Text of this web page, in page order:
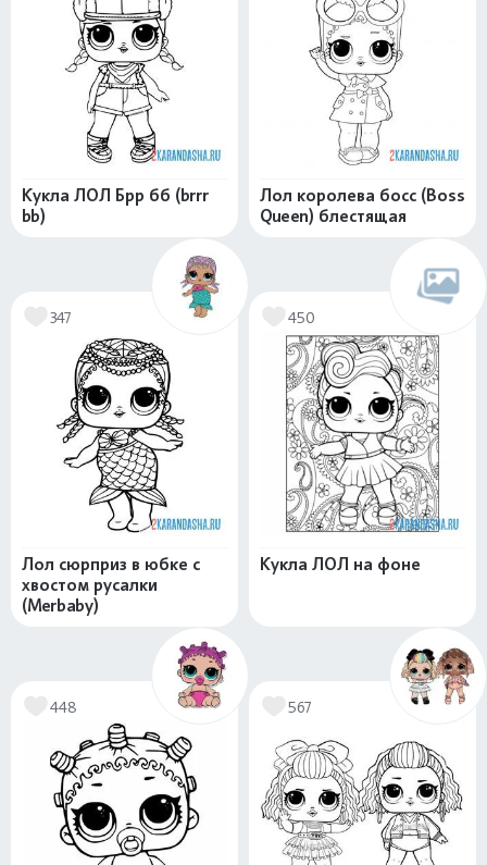
Кукла ЛОЛ Брр бб (brrr
bb)
Лол королева босс (Boss
Queen) блестящая
347
Лол сюрприз в юбке с
хвостом русалки
(Merbaby)
450
Кукла ЛОЛ на фоне
448 567